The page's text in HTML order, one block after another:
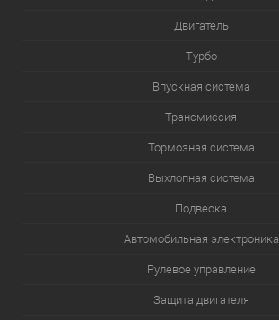
Двигатель
Турбо
Впускная система
Трансмиссия
Тормозная система
Выхлопная система
Подвеска
Автомобильная электроника
Рулевое управление
Защита двигателя